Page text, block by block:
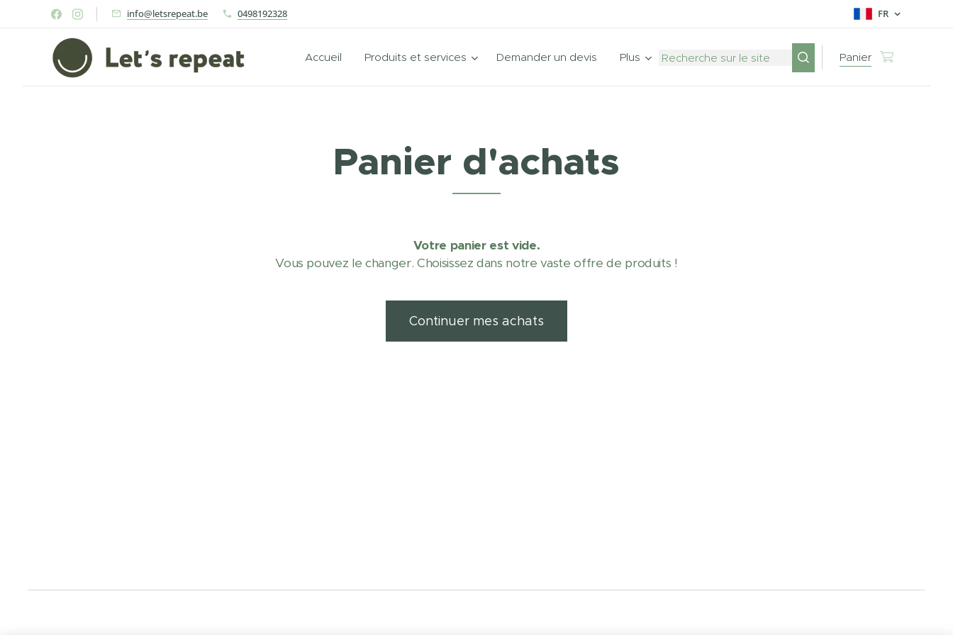
info@letsrepeat.be 0498192328 FR
Accueil Produits et services Demander un devis Plus Panier
Panier d'achats
Votre panier est vide.
Vous pouvez le changer. Choisissez dans notre vaste offre de produits !
Continuer mes achats